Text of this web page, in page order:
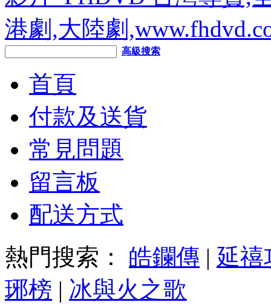
高級搜索
首頁
付款及送貨
常見問題
留言板
配送方式
熱門搜索： 皓鑭傳 | 延禧
琊榜 | 冰與火之歌